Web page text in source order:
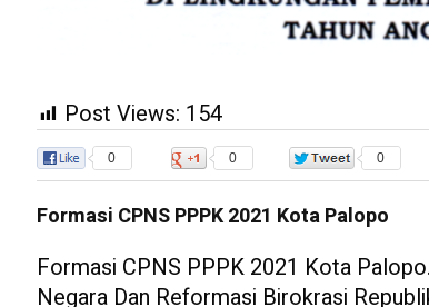
Post Views: 154
0 0 0
Formasi CPNS PPPK 2021 Kota Palopo
Formasi CPNS PPPK 2021 Kota
Negara Dan Reformasi Birokrasi